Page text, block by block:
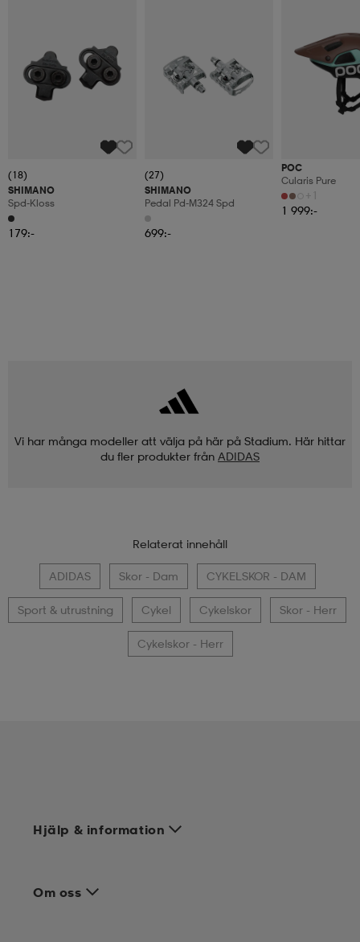
(18)
SHIMANO
Spd-Kloss
179:-
(27)
SHIMANO
Pedal Pd-M324 Spd
699:-
POC
Cularis Pure
+1
1 999:-
Vi har många modeller att välja på här på Stadium. Här hittar
du fler produkter från ADIDAS
Relaterat innehåll
ADIDAS Skor - Dam CYKELSKOR - DAM
Sport & utrustning Cykel Cykelskor Skor - Herr
Cykelskor - Herr
Hjälp & information
Om oss